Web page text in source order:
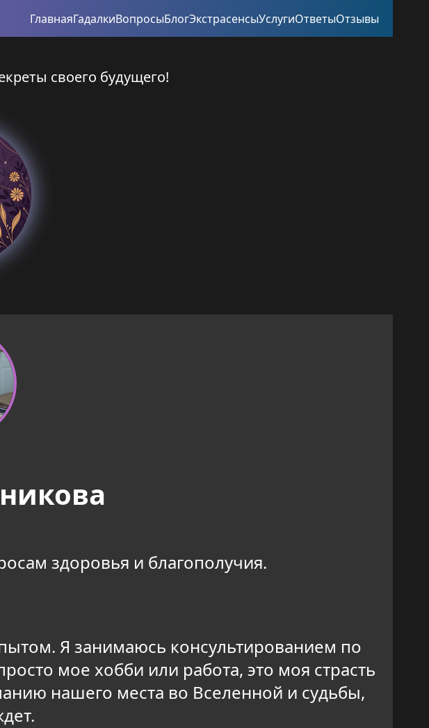
ГлавнаяГадалкиВопросыБлогЭкстрасенсыУслугиОтветыОтзывы
своего будущего!
здоровья и благополучия.
Я занимаюсь консультированием по
мое хобби или работа, это моя страсть
нашего места во Вселенной и судьбы,